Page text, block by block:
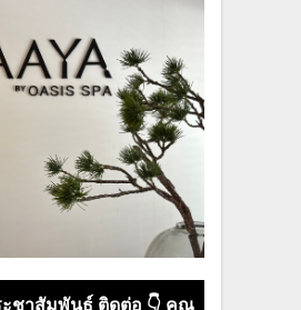
ชาสัมพันธ์ ติดต่อ 👇 คุณ